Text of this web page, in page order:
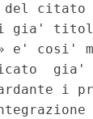
gia'
e' cosi'
i